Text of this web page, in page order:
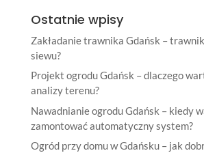
Ostatnie wpisy
Zakładanie trawnika Gdańsk –
siewu?
Projekt ogrodu Gdańsk – dlaczego
analizy terenu?
Nawadnianie ogrodu Gdańsk – kiedy
zamontować automatyczny system?
Ogród przy domu w Gdańsku – jak